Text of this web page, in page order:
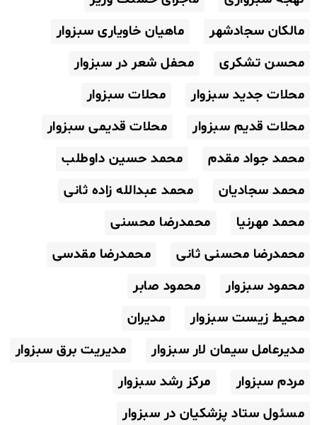
مالکان سجادشهر
ماهیان خاویاری سبزوار
محسن تشکری
محفل شعر در سبزوار
محلات جدید سبزوار
محلات سبزوار
محلات قدیم سبزوار
محلات قدیمی سبزوار
محمد جواد مقدم
محمد حسین داوطلب
محمد سجادیان
محمد عبدالله زاده ثانی
محمد مهرنیا
محمدرضا محسنی
محمدرضا محسنی ثانی
محمدرضا مقدسی
محمود سبزوار
محمود صابر
محیط زیست سبزوار
مدیران
مدیرعامل سیمان لار سبزوار
مدیریت برق سبزوار
مردم سبزوار
مرکز رشد سبزوار
مسئول ستاد پزشکیان در سبزوار